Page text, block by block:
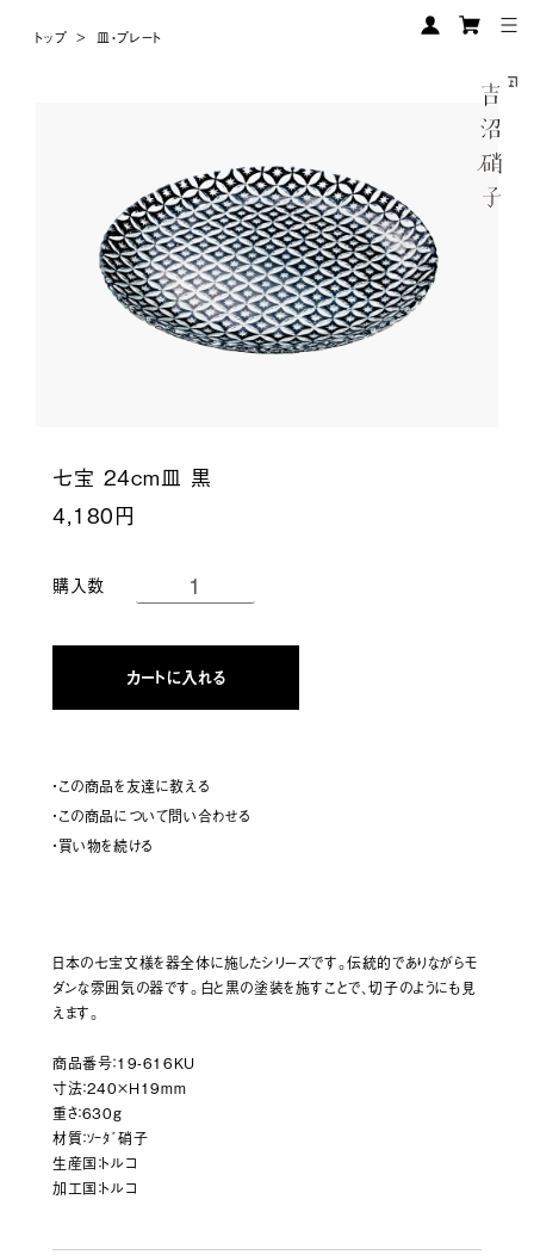
トップ > 皿・プレート
七宝 24cm皿 黒
4,180円
購入数
カートに入れる
・この商品を友達に教える
・この商品について問い合わせる
・買い物を続ける
日本の七宝文様を器全体に施したシリーズです。伝統的でありながらモ
ダンな雰囲気の器です。白と黒の塗装を施すことで、切子のようにも見
えます。
商品番号：19-616KU
寸法：240×H19mm
重さ：630g
材質：ｿｰﾀﾞ硝子
生産国：トルコ
加工国：トルコ